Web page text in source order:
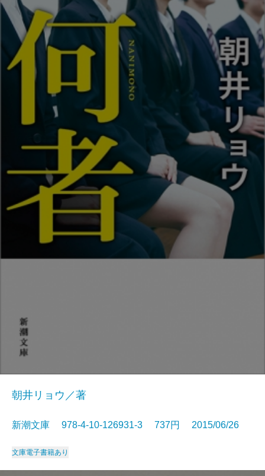
朝井リョウ／著
新潮文庫 978-4-10-126931-3 737円 2015/06/26
文庫電子書籍あり